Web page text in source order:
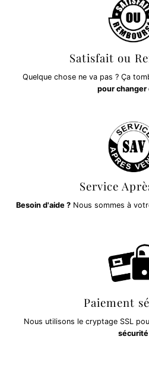
Satisfait ou
Quelque chose ne va pas ? Ça
pour changer
Service
Besoin d'aide ?Nous sommes à
Paiement
Nous utilisons le cryptage SSL
sécurité